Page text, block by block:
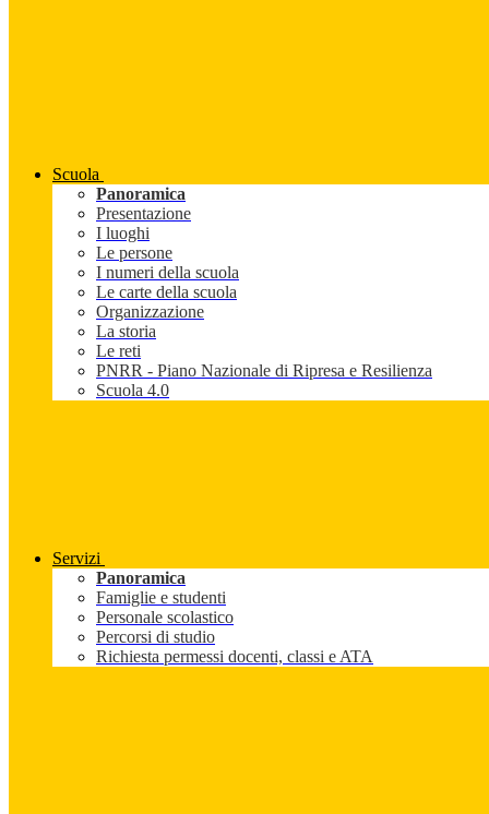
Scuola
Panoramica
Presentazione
I luoghi
Le persone
I numeri della scuola
Le carte della scuola
Organizzazione
La storia
Le reti
PNRR - Piano Nazionale di Ripresa e Resilienza
Scuola 4.0
Servizi
Panoramica
Famiglie e studenti
Personale scolastico
Percorsi di studio
Richiesta permessi docenti, classi e ATA